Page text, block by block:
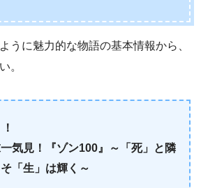
うに魅力的な物語の基本情報から、
。
気見！『ゾン100』～「死」と隣
「生」は輝く～